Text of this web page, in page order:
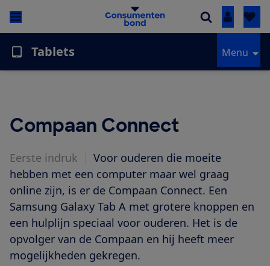
Inloggen
Tablets Menu
Compaan Connect
Eerste indruk
Voor ouderen die moeite
hebben met een computer maar wel graag
online zijn, is er de Compaan Connect. Een
Samsung Galaxy Tab A met grotere knoppen en
een hulplijn speciaal voor ouderen. Het is de
opvolger van de Compaan en hij heeft meer
mogelijkheden gekregen.